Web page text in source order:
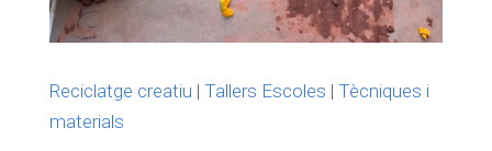
Reciclatge creatiu | Tallers Escoles | Tècniques i
materials